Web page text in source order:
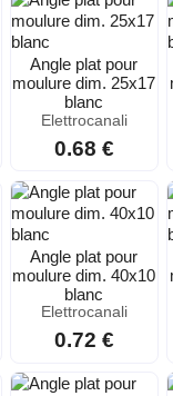
Angle plat pour
moulure dim. 25x17
blanc
Elettrocanali
0.68 €
Angle plat pour
moulure dim. 40x10
blanc
Elettrocanali
0.72 €